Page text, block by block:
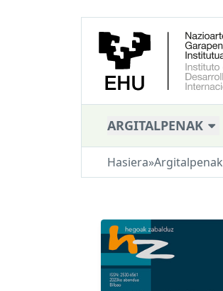
ARGITALPENAK
Hasiera»Argitalpenak